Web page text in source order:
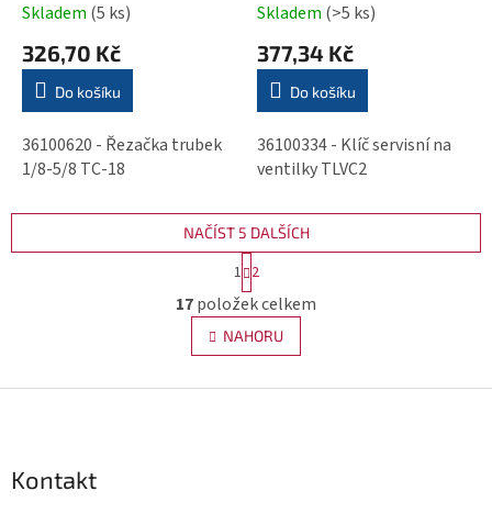
Skladem (5 ks)
326,70 Kč
Do košíku
36100620 - Řezačka trubek
1/8-5/8 TC-18
Skladem (>5 ks)
377,34 Kč
Do košíku
36100334 - Klíč servisní na
ventilky TLVC2
O
v
l
NAČÍST 5 DALŠÍCH
S
t
r
á
n
k
1 2
17položek celkem
NAHORU
p
aKontakt